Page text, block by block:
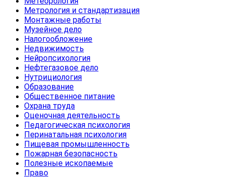
Метрология и стандартизация
Монтажные работы
Музейное дело
Налогообложение
Недвижимость
Нейропсихология
Нефтегазовое дело
Нутрициология
Образование
Общественное питание
Охрана труда
Оценочная деятельность
Педагогическая психология
Перинатальная психология
Пищевая промышленность
Пожарная безопасность
Полезные ископаемые
Право